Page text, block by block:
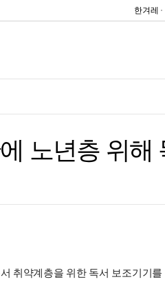
한겨레
노년층 위해
취약계층을 위한 독서 보조기기를